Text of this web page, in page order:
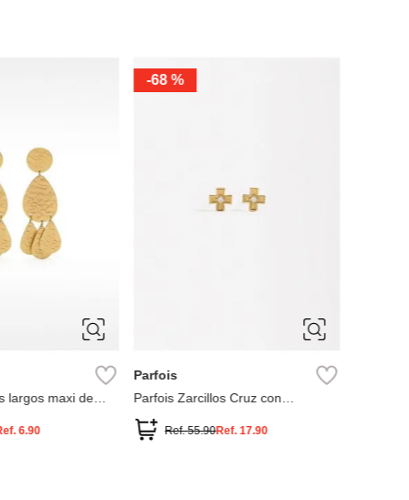
textura
17.90
-40 %
Bimba y Lola
zarcillos de corazones con texturas
Ref.123.50Ref.74.10